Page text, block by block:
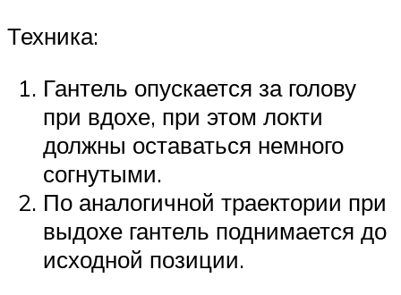
Техника:
Гантель опускается за голову
при вдохе, при этом локти
должны оставаться немного
согнутыми.
По аналогичной траектории при
выдохе гантель поднимается до
исходной позиции.